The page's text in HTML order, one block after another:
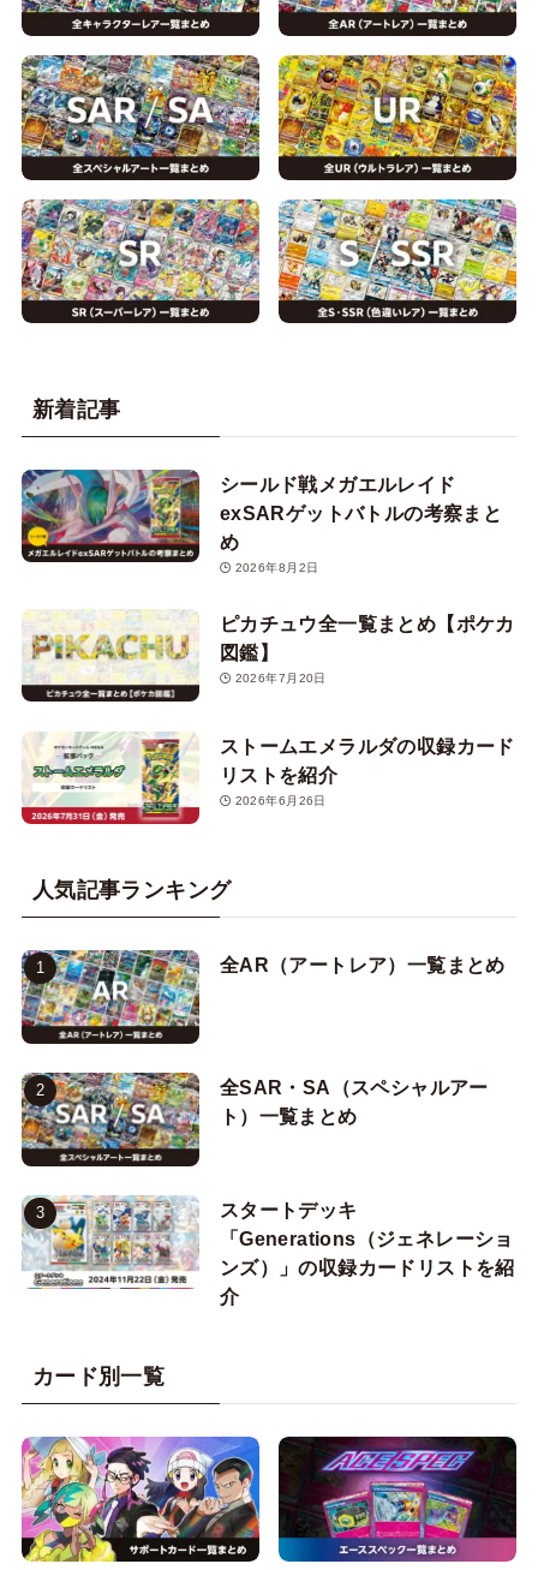
新着記事
シールド戦メガエルレイド
exSARゲットバトルの考察まと
め
2026年8月2日
ピカチュウ全一覧まとめ【ポケカ
図鑑】
2026年7月20日
ストームエメラルダの収録カード
リストを紹介
2026年6月26日
人気記事ランキング
全AR（アートレア）一覧まとめ
全SAR・SA（スペシャルアー
ト）一覧まとめ
スタートデッキ
「Generations（ジェネレーショ
ンズ）」の収録カードリストを紹
介
カード別一覧